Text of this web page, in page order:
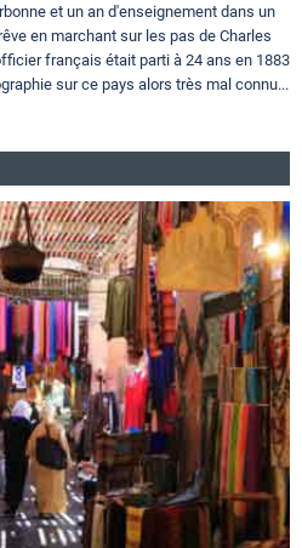
et un an d'enseignement dans un
en marchant sur les pas de Charles
français était parti à 24 ans en 1883
sur ce pays alors très mal connu...